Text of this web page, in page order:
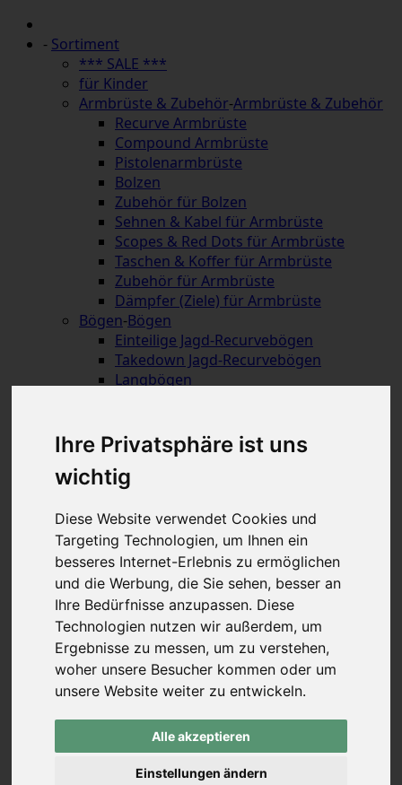
Ihre Privatsphäre ist uns
wichtig
Diese Website verwendet Cookies und
Targeting Technologien, um Ihnen ein
besseres Internet-Erlebnis zu ermöglichen
und die Werbung, die Sie sehen, besser an
Ihre Bedürfnisse anzupassen. Diese
Technologien nutzen wir außerdem, um
Ergebnisse zu messen, um zu verstehen,
woher unsere Besucher kommen oder um
unsere Website weiter zu entwickeln.
Alle akzeptieren
Einstellungen ändern
- Sortiment
*** SALE ***
für Kinder
Armbrüste & Zubehör-Armbrüste & Zubehör
Recurve Armbrüste
Compound Armbrüste
Pistolenarmbrüste
Bolzen
Zubehör für Bolzen
Sehnen & Kabel für Armbrüste
Scopes & Red Dots für Armbrüste
Taschen & Koffer für Armbrüste
Zubehör für Armbrüste
Dämpfer (Ziele) für Armbrüste
Bögen-Bögen
Einteilige Jagd-Recurvebögen
Takedown Jagd-Recurvebögen
Langbögen
Wurfarme (Schraubverschluss)
Recurve Mittelstücke (ILF)
Wurfarme (ILF, Formula)
Koreanische Bögen & Reiterbögen
Freizeitbögen & Sets
Bogenbau
rund um den Bogen-rund um den Bogen
Pfeilauflagen (zum Schrauben)
Pfeilauflagen (zum Kleben)
traditionelle Pfeilauflagen
Compound Blade Auflagen
Compound Prong Auflagen
Compound Drop-Away Pfeilauflagen
Compound Full Capture Auflagen
Stabilisation-Stabilisation
Mono- & Seitenstabis
Extender (Vorbauten)